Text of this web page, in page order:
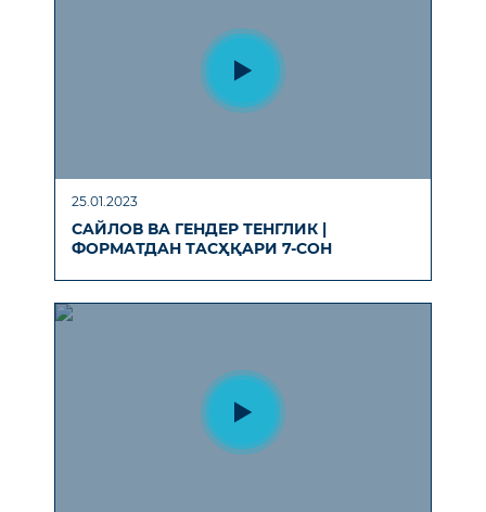
25.01.2023
СAЙЛОВ ВA ГЕНДЕР ТЕНГЛИК |
ФОРМAТДAН ТAСҲҚAРИ 7-СОН